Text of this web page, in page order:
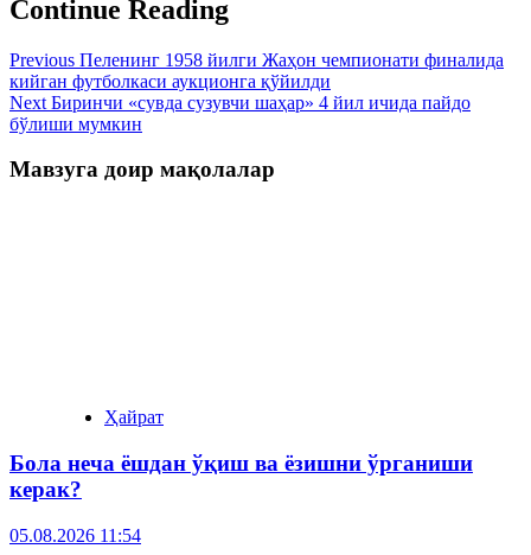
Continue Reading
Previous Пеленинг 1958 йилги Жаҳон чемпионати финалида
кийган футболкаси аукционга қўйилди
Next Биринчи «сувда сузувчи шаҳар» 4 йил ичида пайдо
бўлиши мумкин
Мавзуга доир мақолалар
Ҳайрат
Бола неча ёшдан ўқиш ва ёзишни ўрганиши
керак?
05.08.2026 11:54